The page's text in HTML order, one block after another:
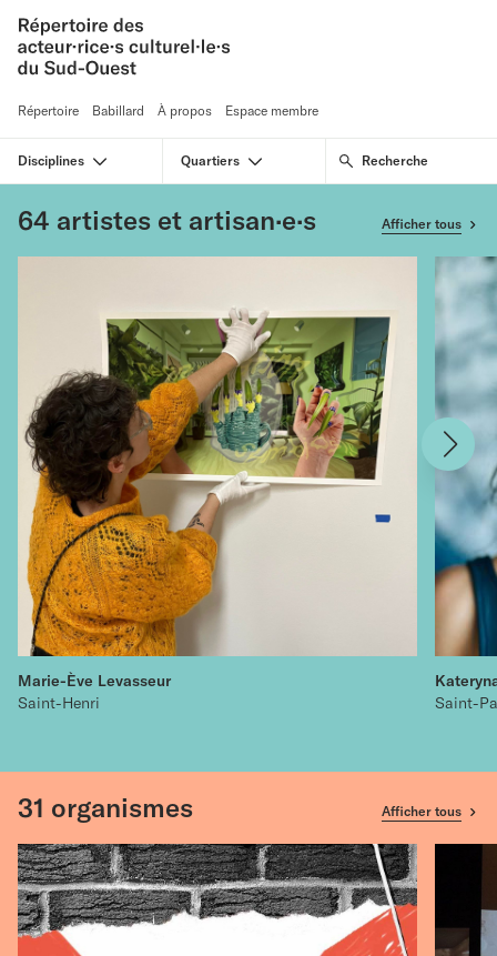
Répertoire Babillard À propos Espace membre
Disciplines Quartiers
64 artistes et artisan·e·s Afficher tous
Marie-Ève Levasseur
Saint-Henri
Saint-
31 organismes Afficher tous